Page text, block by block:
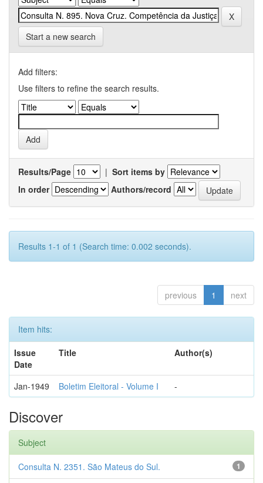
Start a new search
Add filters:
Use filters to refine the search results.
Results/Page | Sort items by
In order
Authors/record
Results 1-1 of 1 (Search time: 0.002 seconds).
previous 1 next
Item hits:
Issue
Date
Title Author(s)
Jan-1949 Boletim Eleitoral - Volume I -
Discover
Subject
1
Consulta N. 2351. São Mateus do Sul.